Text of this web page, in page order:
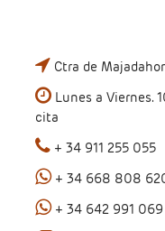
Ctra de
Lunes a Viernes.
cita
+ 34 911 255 055
+ 34 668 808
+ 34 642 991 069